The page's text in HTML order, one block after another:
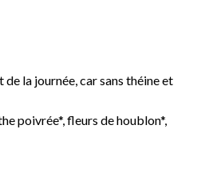
la journée, car sans théine et
poivrée*, fleurs de houblon*,